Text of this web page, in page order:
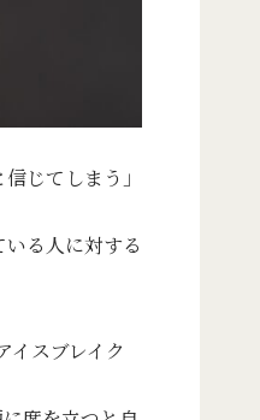
じてしまう」
る人に対する
スブレイク